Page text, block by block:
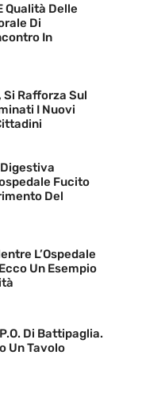
Qualità Delle
Di
In
Si Rafforza Sul
I Nuovi
Digestiva
Fucito
Del
L’Ospedale
Un Esempio
Di Battipaglia.
Un Tavolo